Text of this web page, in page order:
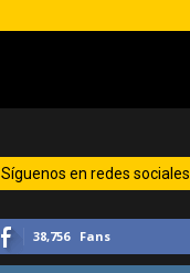
Síguenos en redes sociales
38,756 Fans